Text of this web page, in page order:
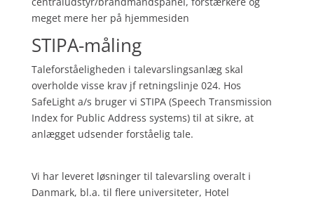
meget mere her på hjemmesiden
STIPA-måling
Taleforståeligheden i talevarslingsanlæg skal
overholde visse krav jf retningslinje 024. Hos
SafeLight a/s bruger vi STIPA (Speech Transmission
Index for Public Address systems) til at sikre, at
anlægget udsender forståelig tale.
Vi har leveret løsninger til talevarsling overalt i
Danmark, bl.a. til flere universiteter, Hotel